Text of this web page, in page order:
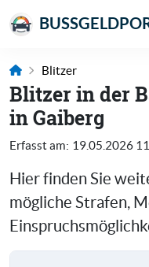
Blitzer
Blitzer in der
in Gaiberg
Erfasst am: 19.05.2026
Hier finden Sie
mögliche Strafen,